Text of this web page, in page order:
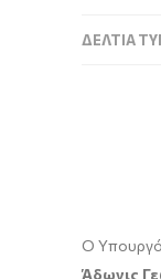
ΔΕΛΤΊΑ
Ο
Άδωνις